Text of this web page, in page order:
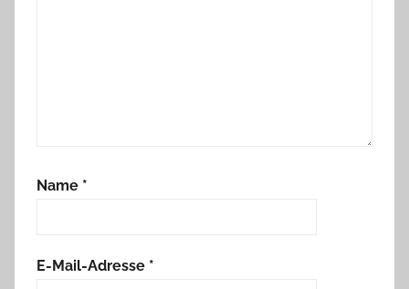
Name *
E-Mail-Adresse *